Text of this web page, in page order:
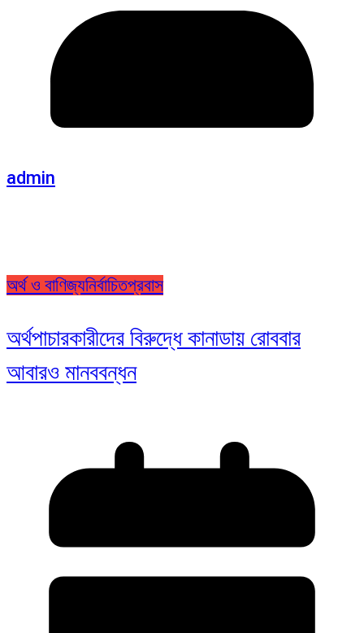
admin
অর্থ ও বাণিজ্যনির্বাচিতপ্রবাস
অর্থপাচারকারীদের বিরুদ্ধে কানাডায় রোববার
আবারও মানববন্ধন